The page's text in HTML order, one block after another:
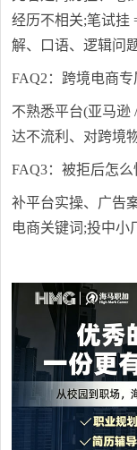
经历不相关;笔试挂
解、口语、逻辑问题
FAQ2：跨境电商
不熟悉平台(亚马逊
达不流利、对跨境
FAQ3：被拒后怎
补平台实操、广告
电商关键词;投中小